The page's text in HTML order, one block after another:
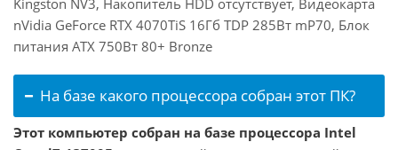
Kingston NV3, Накопитель HDD отсутствует, Видеокарта
nVidia GeForce RTX 4070TiS 16Гб TDP 285Вт mP70, Блок
питания ATX 750Вт 80+ Bronze
На базе какого процессора собран этот ПК?
Этот компьютер собран на базе процессора Intel